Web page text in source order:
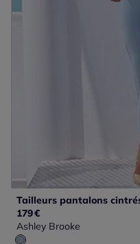
179€
Ashley Brooke